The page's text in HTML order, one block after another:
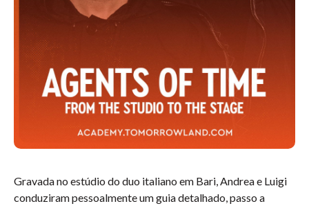
Gravada no estúdio do duo italiano em Bari, Andrea e Luigi
conduziram pessoalmente um guia detalhado, passo a